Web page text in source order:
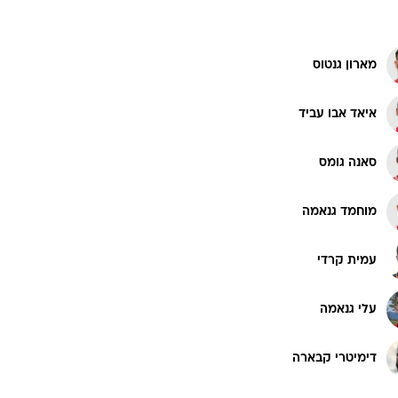
מארון גנטוס
איאד אבו עביד
סאנה גומס
מוחמד גנאמה
עמית קרדי
עלי גנאמה
דימיטרי קבארה